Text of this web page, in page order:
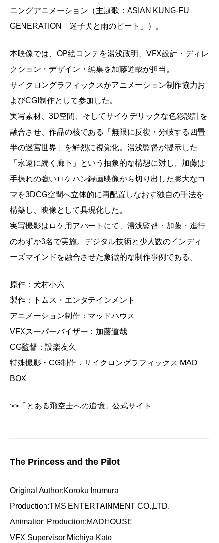
ニングアニメーション（主題歌：ASIAN KUNG-FU
GENERATION「迷子犬と雨のビート」）。
本映像では、OP絵コンテを湯浅政明、VFX設計・ディレ
クション・デザイン・編集を加藤道哉が担当。
サイクロングラフィックスがアニメーション制作協力お
よびCGI制作として参加した。
実写素材、3D空間、そしてサイケデリックな色彩設計を
融合させ、作品の核である「無限に反復・分岐する四畳
半の迷宮世界」を鮮烈に視覚化。湯浅監督が提示した
「永遠に続く廊下」という抽象的な構想に対し、加藤は
手振れの強いロケハン録画映像から切り出した膨大なコ
マを3DCG空間へ立体的に再配置しなおす独自の手法を
構築し、映像として具現化した。
実写撮影はロケ用アパートにて、湯浅監督・加藤・進行
のわずか3名で実施。デジタル技術と少人数のインディ
ーズマインドを融合させた象徴的な制作事例である。
原作：犬村小六
製作：トムス・エンタテインメント
アニメーション制作：マッドハウス
VFXスーパーバイザー：加藤道哉
CG監督：設楽友久
特殊撮影・CG制作：サイクロングラフィックス MAD
BOX
>>「とある飛空士への追憶」公式サイト
The Princess and the Pilot
Original Author:Koroku Inumura
Production:TMS ENTERTAINMENT CO.,LTD.
Animation Production:MADHOUSE
VFX Supervisor:Michiya Kato